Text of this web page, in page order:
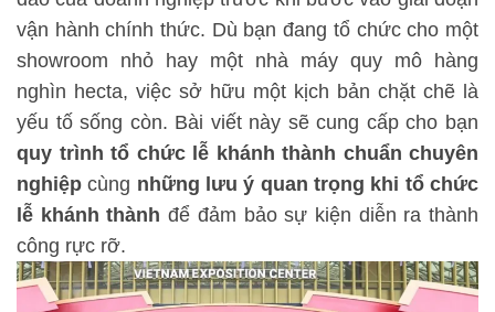
vận hành chính thức. Dù bạn đang tổ chức cho một
showroom nhỏ hay một nhà máy quy mô hàng
nghìn hecta, việc sở hữu một kịch bản chặt chẽ là
yếu tố sống còn. Bài viết này sẽ cung cấp cho bạn
quy trình tổ chức lễ khánh thành chuẩn chuyên
nghiệp cùng những lưu ý quan trọng khi tổ chức
lễ khánh thành để đảm bảo sự kiện diễn ra thành
công rực rỡ.